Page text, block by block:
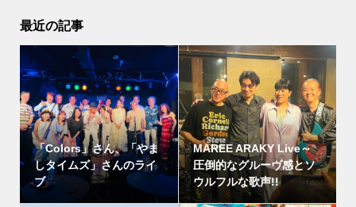
最近の記事
「Colors」さん、「やま
しタイムズ」さんのライ
ブ
MAREE ARAKY Live～
圧倒的なグルーヴ感とソ
ウルフルな歌声!!